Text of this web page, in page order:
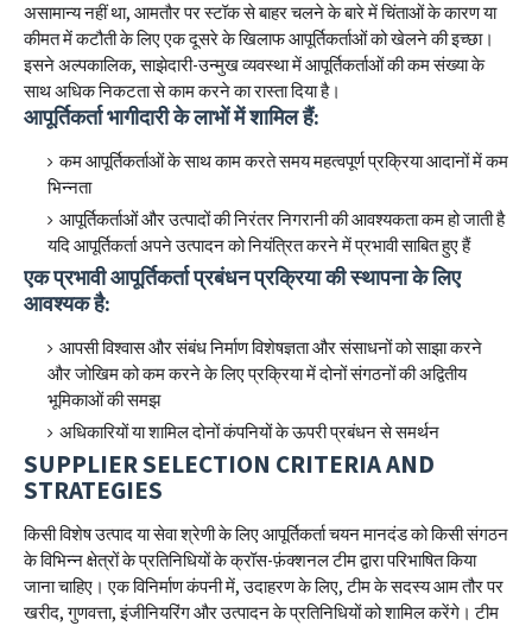
असामान्य नहीं था, आमतौर पर स्टॉक से बाहर चलने के बारे में चिंताओं के कारण या
कीमत में कटौती के लिए एक दूसरे के खिलाफ आपूर्तिकर्ताओं को खेलने की इच्छा।
इसने अल्पकालिक, साझेदारी-उन्मुख व्यवस्था में आपूर्तिकर्ताओं की कम संख्या के
साथ अधिक निकटता से काम करने का रास्ता दिया है।
आपूर्तिकर्ता भागीदारी के लाभों में शामिल हैं:
कम आपूर्तिकर्ताओं के साथ काम करते समय महत्वपूर्ण प्रक्रिया आदानों में कम
भिन्नता
आपूर्तिकर्ताओं और उत्पादों की निरंतर निगरानी की आवश्यकता कम हो जाती है
यदि आपूर्तिकर्ता अपने उत्पादन को नियंत्रित करने में प्रभावी साबित हुए हैं
एक प्रभावी आपूर्तिकर्ता प्रबंधन प्रक्रिया की स्थापना के लिए
आवश्यक है:
आपसी विश्वास और संबंध निर्माण विशेषज्ञता और संसाधनों को साझा करने
और जोखिम को कम करने के लिए प्रक्रिया में दोनों संगठनों की अद्वितीय
भूमिकाओं की समझ
अधिकारियों या शामिल दोनों कंपनियों के ऊपरी प्रबंधन से समर्थन
SUPPLIER SELECTION CRITERIA AND
STRATEGIES
किसी विशेष उत्पाद या सेवा श्रेणी के लिए आपूर्तिकर्ता चयन मानदंड को किसी संगठन
के विभिन्न क्षेत्रों के प्रतिनिधियों के क्रॉस-फ़ंक्शनल टीम द्वारा परिभाषित किया
जाना चाहिए। एक विनिर्माण कंपनी में, उदाहरण के लिए, टीम के सदस्य आम तौर पर
खरीद, गुणवत्ता, इंजीनियरिंग और उत्पादन के प्रतिनिधियों को शामिल करेंगे। टीम